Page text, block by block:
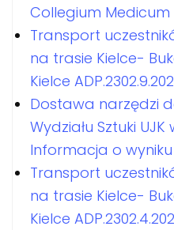
Collegium Medicum
Transport
na trasie Kielce-
Kielce
Dostawa narzędzi
Wydziału Sztuki
Informacja o
Transport
na trasie Kielce-
Kielce